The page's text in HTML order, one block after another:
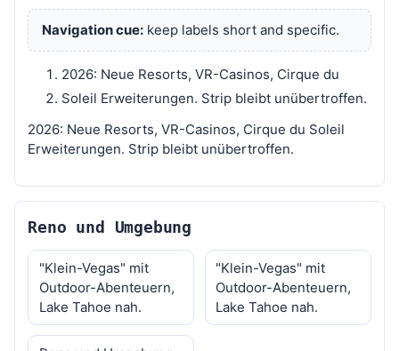
Navigation cue:keep labels short and specific.
2026: Neue Resorts, VR-Casinos, Cirque du
Soleil Erweiterungen. Strip bleibt unübertroffen.
2026: Neue Resorts, VR-Casinos, Cirque du Soleil
Erweiterungen. Strip bleibt unübertroffen.
Reno und Umgebung
"Klein-Vegas" mit
Outdoor-Abenteuern,
Lake Tahoe nah.
"Klein-Vegas" mit
Outdoor-Abenteuern,
Lake Tahoe nah.